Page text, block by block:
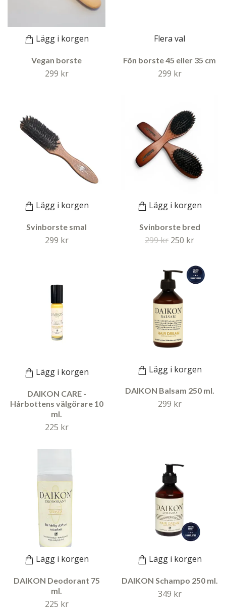
Lägg i korgen
Vegan borste
299 kr
Flera val
Fön borste 45 eller 35 cm
299 kr
Lägg i korgen
Svinborste smal
299 kr
Lägg i korgen
Svinborste bred
299 kr 250 kr
Lägg i korgen
DAIKON CARE -
Hårbottens välgörare 10
ml.
225 kr
Lägg i korgen
DAIKON Balsam 250 ml.
299 kr
Lägg i korgen
DAIKON Deodorant 75
ml.
225 kr
Lägg i korgen
DAIKON Schampo 250 ml.
349 kr